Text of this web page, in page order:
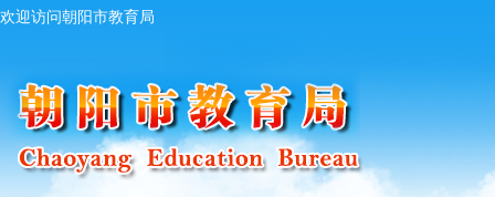
欢迎访问朝阳市教育局